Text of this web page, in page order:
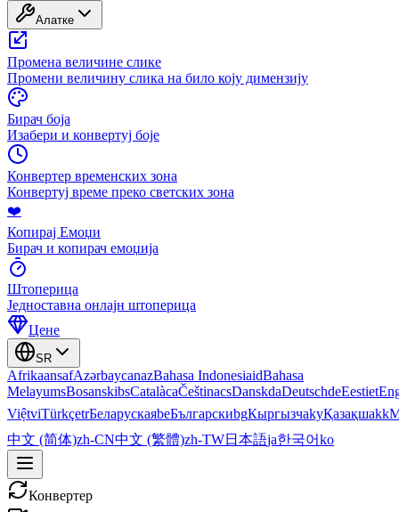
Алатке
Промена величине слике
Промени величину слика на било коју димензију
Бирач боја
Изабери и конвертуј боје
Конвертер временских зона
Конвертуј време преко светских зона
❤️
Копирај Емоџи
Бирач и копирач емоџија
Штоперица
Једноставна онлајн штоперица
Цене
SR
AfrikaansafAzərbaycanazBahasa IndonesiaidBahasa
MelayumsBosanskibsCatalàcaČeštinacsDanskdaDeutschdeEestiet
ViệtviTürkçetrБеларускаяbeБългарскиbgКыргызчаkyҚазақшаkk
中文 (简体)zh-CN中文 (繁體)zh-TW日本語ja한국어ko
Конвертер